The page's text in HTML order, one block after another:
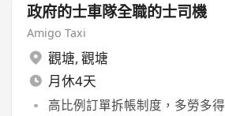
政府的士車隊全職的士司機
Amigo Taxi
觀塘, 觀塘
月休4天
高比例訂單拆帳制度，多勞多得